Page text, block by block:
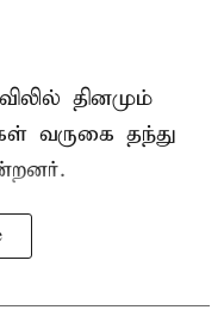
தினமும்
வருகை தந்து